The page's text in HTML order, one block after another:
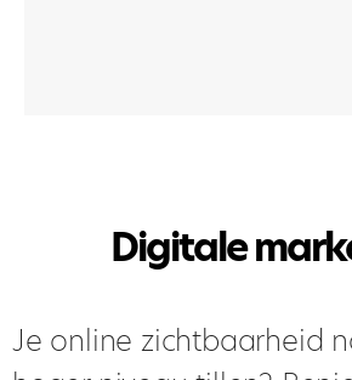
Digitale
Je online zichtbaarheid